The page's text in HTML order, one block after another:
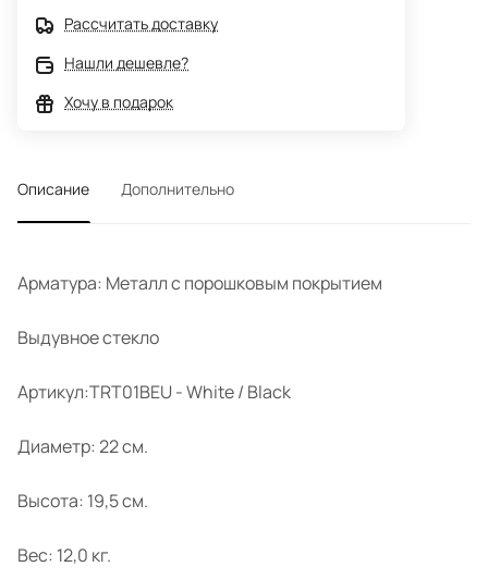
Рассчитать доставку
Нашли дешевле?
Хочу в подарок
Описание Дополнительно
Арматура: Металл с порошковым покрытием
Выдувное стекло
Артикул:TRT01BEU - White / Black
Диаметр: 22 см.
Высота: 19,5 см.
Вес: 12,0 кг.